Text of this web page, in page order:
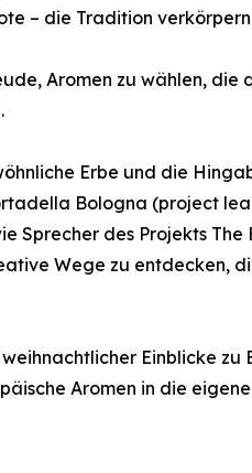
– die Tradition
Aromen zu wählen, die
Erbe und die
Bologna (project
des Projekts The
Wege zu entdecken,
Einblicke zu
Aromen in die